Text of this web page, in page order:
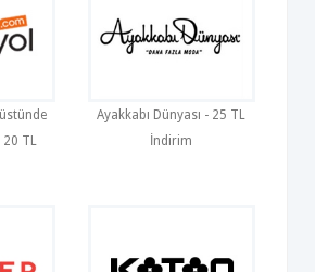
20 TL
Ayakkabı Dünyası - 25 TL
İndirim